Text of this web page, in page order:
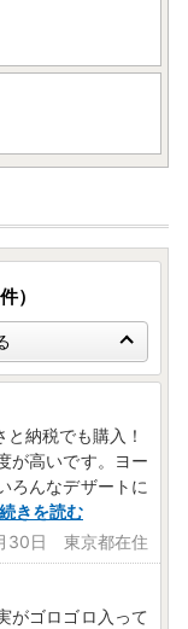
）
納税でも購入！
が高いです。ヨー
ろんなデザートに
続きを読む
30日 東京都在住
がゴロゴロ入って